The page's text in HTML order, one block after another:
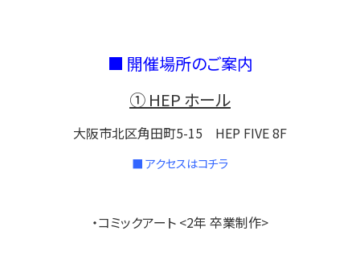
■ 開催場所のご案内
① HEP ホール
大阪市北区角田町5-15 HEP FIVE 8F
■ アクセスはコチラ
・コミックアート <2年 卒業制作>